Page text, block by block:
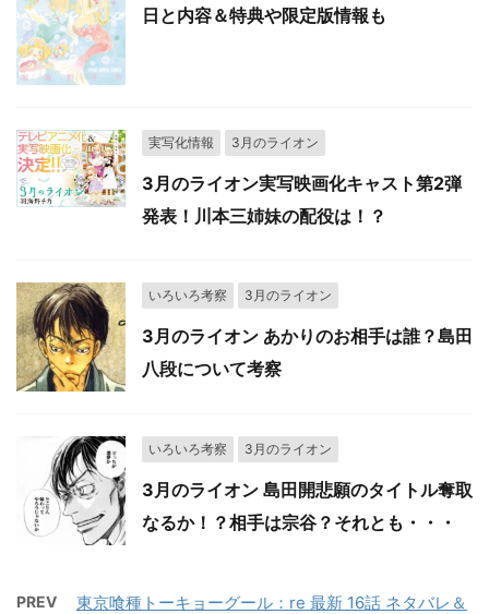
日と内容＆特典や限定版情報も
実写化情報 3月のライオン
3月のライオン実写映画化キャスト第2弾
発表！川本三姉妹の配役は！？
いろいろ考察 3月のライオン
3月のライオン あかりのお相手は誰？島田
八段について考察
いろいろ考察 3月のライオン
3月のライオン 島田開悲願のタイトル奪取
なるか！？相手は宗谷？それとも・・・
PREV
東京喰種トーキョーグール：re 最新 16話 ネタバレ＆